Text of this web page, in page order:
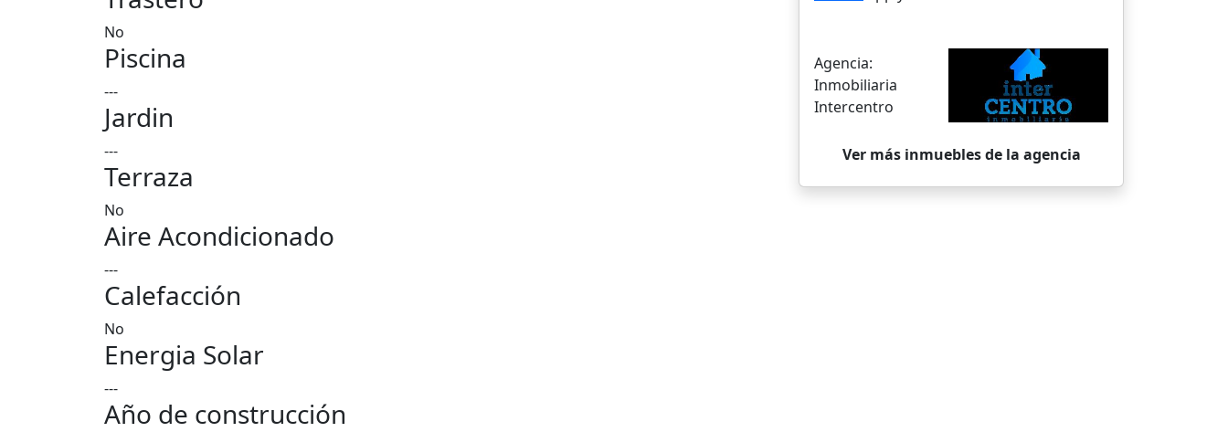
No
Piscina
---
Jardin
---
Terraza
No
Aire Acondicionado
---
Calefacción
No
Energia Solar
---
Año de construcción
Agencia:
Inmobiliaria
Intercentro
Ver más inmuebles de la agencia